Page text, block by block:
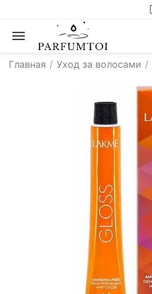
Главная / Уход за волосами /